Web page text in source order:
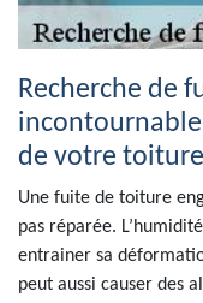
Recherche de
de votre
Une fuite de toiture
pas réparée.
entrainer sa
peut aussi causer des